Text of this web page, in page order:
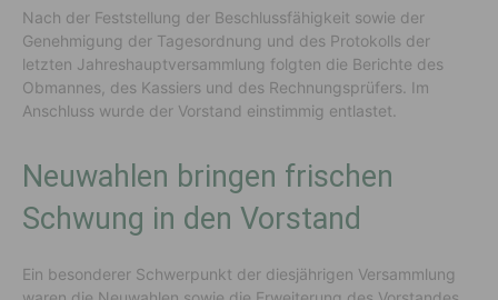
Nach der Feststellung der Beschlussfähigkeit sowie der
Genehmigung der Tagesordnung und des Protokolls der
letzten Jahreshauptversammlung folgten die Berichte des
Obmannes, des Kassiers und des Rechnungsprüfers. Im
Anschluss wurde der Vorstand einstimmig entlastet.
Neuwahlen bringen frischen
Schwung in den Vorstand
Ein besonderer Schwerpunkt der diesjährigen Versammlung